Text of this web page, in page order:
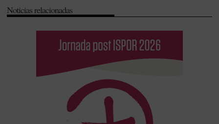
Noticias relacionadas